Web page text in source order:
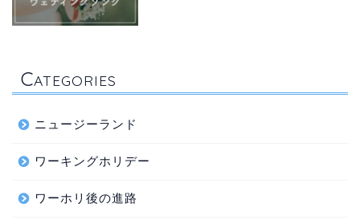
CATEGORIES
ニュージーランド
ワーキングホリデー
ワーホリ後の進路